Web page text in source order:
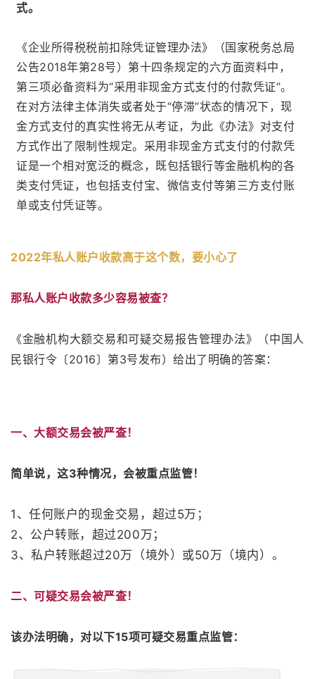
式。
《企业所得税税前扣除凭证管理办法》（国家税务总局
公告2018年第28号） 第十四条规定的六方面资料中，
第三项必备资料为“采用非现金方式支付的付款凭证”。
在对方法律主体消失或者处于“停滞”状态的情况下，现
金方式支付的真实性将无从考证，为此《办法》对支付
方式作出了限制性规定。采用非现金方式支付的付款凭
证是一个相对宽泛的概念，既包括银行等金融机构的各
类支付凭证，也包括支付宝、微信支付等第三方支付账
单或支付凭证等。
2022年私人账户收款高于这个数，要小心了
那私人账户收款多少容易被查？
《金融机构大额交易和可疑交易报告管理办法》（中国人
民银行令〔2016〕第3号发布） 给出了明确的答案：
一、大额交易会被严查！
简单说，这3种情况，会被重点监管！
1、任何账户的现金交易，超过5万；
2、公户转账，超过200万；
3、私户转账超过20万（境外）或50万（境内）。
二、可疑交易会被严查！
该办法明确，对以下15项可疑交易重点监管：